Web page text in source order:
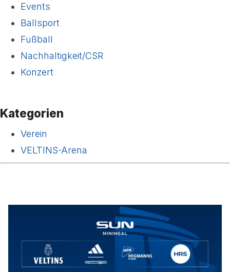
Events
Ballsport
Fußball
Nachhaltigkeit/CSR
Konzert
Kategorien
Verein
VELTINS-Arena